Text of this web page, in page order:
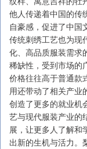
他人传递着中国的传
自豪感，促进了中国
传统刺绣工艺也为现
化、高品质服装需求
稀缺性，受到市场的
价格往往高于普通款
用还带动了相关产业
创造了更多的就业机
艺与现代服装产业的
展，让更多人了解和
出新的生机与活力。